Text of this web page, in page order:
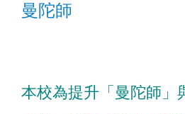
曼陀師
本校為提升「曼陀師」